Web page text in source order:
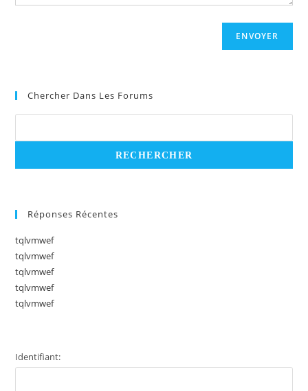
ENVOYER
Chercher Dans Les Forums
Réponses Récentes
tqlvmwef
tqlvmwef
tqlvmwef
tqlvmwef
tqlvmwef
Identifiant: